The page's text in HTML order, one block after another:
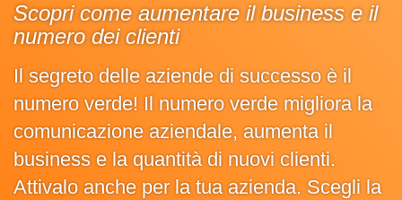
Scopri come aumentare il business e il
numero dei clienti
Il segreto delle aziende di successo è il
numero verde! Il numero verde migliora la
comunicazione aziendale, aumenta il
business e la quantità di nuovi clienti.
Attivalo anche per la tua azienda. Scegli la